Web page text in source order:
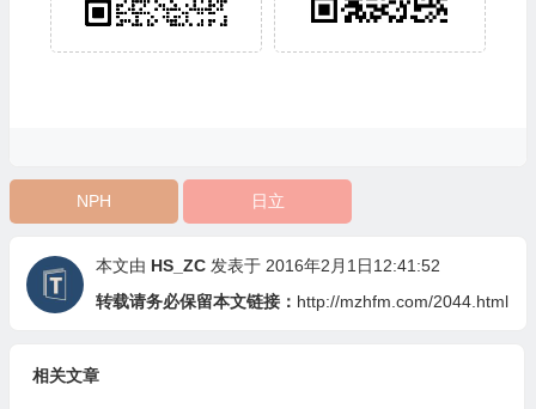
NPH 日立
本文由 HS_ZC发表于 2016年2月1日12:41:52
转载请务必保留本文链接： http://mzhfm.com/2044.html
相关文章